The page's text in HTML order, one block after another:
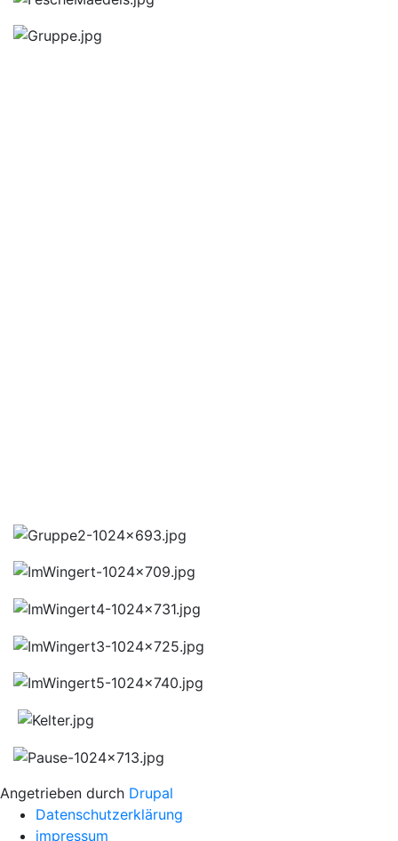
Angetrieben durch Drupal
Datenschutzerklärung
impressum